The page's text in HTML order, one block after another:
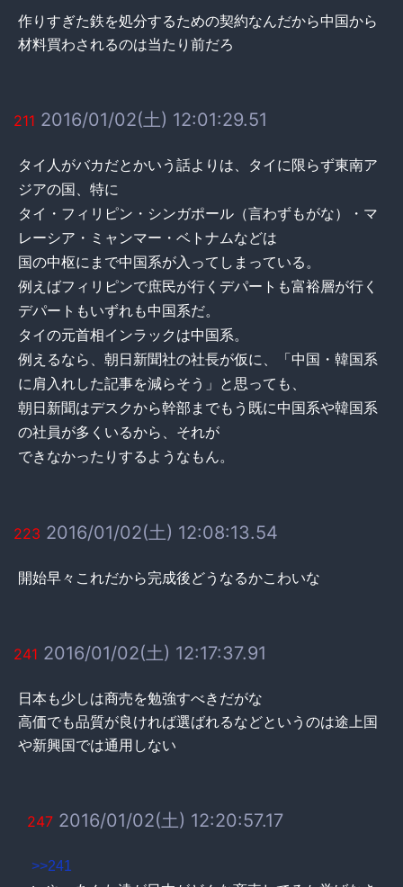
作りすぎた鉄を処分するための契約なんだから中国から
材料買わされるのは当たり前だろ
211 2016/01/02(土) 12:01:29.51
タイ人がバカだとかいう話よりは、タイに限らず東南ア
ジアの国、特に
タイ・フィリピン・シンガポール（言わずもがな）・マ
レーシア・ミャンマー・ベトナムなどは
国の中枢にまで中国系が入ってしまっている。
例えばフィリピンで庶民が行くデパートも富裕層が行く
デパートもいずれも中国系だ。
タイの元首相インラックは中国系。
例えるなら、朝日新聞社の社長が仮に、「中国・韓国系
に肩入れした記事を減らそう」と思っても、
朝日新聞はデスクから幹部までもう既に中国系や韓国系
の社員が多くいるから、それが
できなかったりするようなもん。
223 2016/01/02(土) 12:08:13.54
開始早々これだから完成後どうなるかこわいな
241 2016/01/02(土) 12:17:37.91
日本も少しは商売を勉強すべきだがな
高価でも品質が良ければ選ばれるなどというのは途上国
や新興国では通用しない
247 2016/01/02(土) 12:20:57.17
>>241